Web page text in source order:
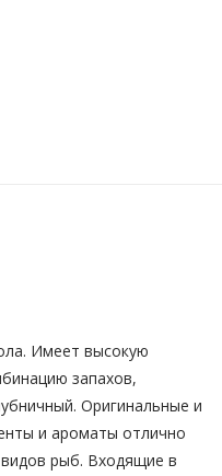
Имеет высокую
запахов,
Оригинальные и
и ароматы отлично
рыб. Входящие в